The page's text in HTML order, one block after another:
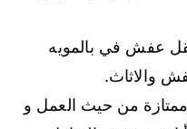
عفش في بالمويه
والاثاث.
من حيث العمل و